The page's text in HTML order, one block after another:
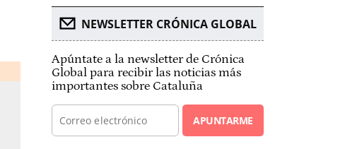
NEWSLETTER CRÓNICA GLOBAL
Apúntate a la newsletter de Crónica
Global para recibir las noticias más
importantes sobre Cataluña
APUNTARME